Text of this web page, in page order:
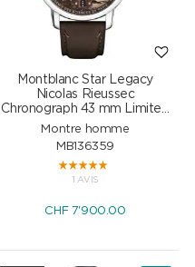
Montblanc Star Legacy
Nicolas Rieussec
Chronograph 43 mm Limited
Edition
Montre homme
MB136359
1 AVIS
CHF 7'900.00